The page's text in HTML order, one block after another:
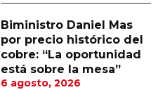
Biministro Daniel Mas
por precio histórico del
cobre: “La oportunidad
está sobre la mesa”
6 agosto, 2026